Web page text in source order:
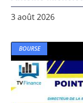
3 août 2026
BOURSE